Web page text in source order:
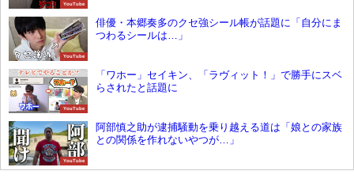
YouTube
YouTube
俳優・本郷奏多のクセ強シール帳が話題に「自分にま
つわるシールは…」
YouTube
「ワホー」セイキン、「ラヴィット！」で勝手にスベ
らされたと話題に
YouTube
阿部慎之助が逮捕騒動を乗り越える道は「娘との家族
との関係を作れないやつが…」